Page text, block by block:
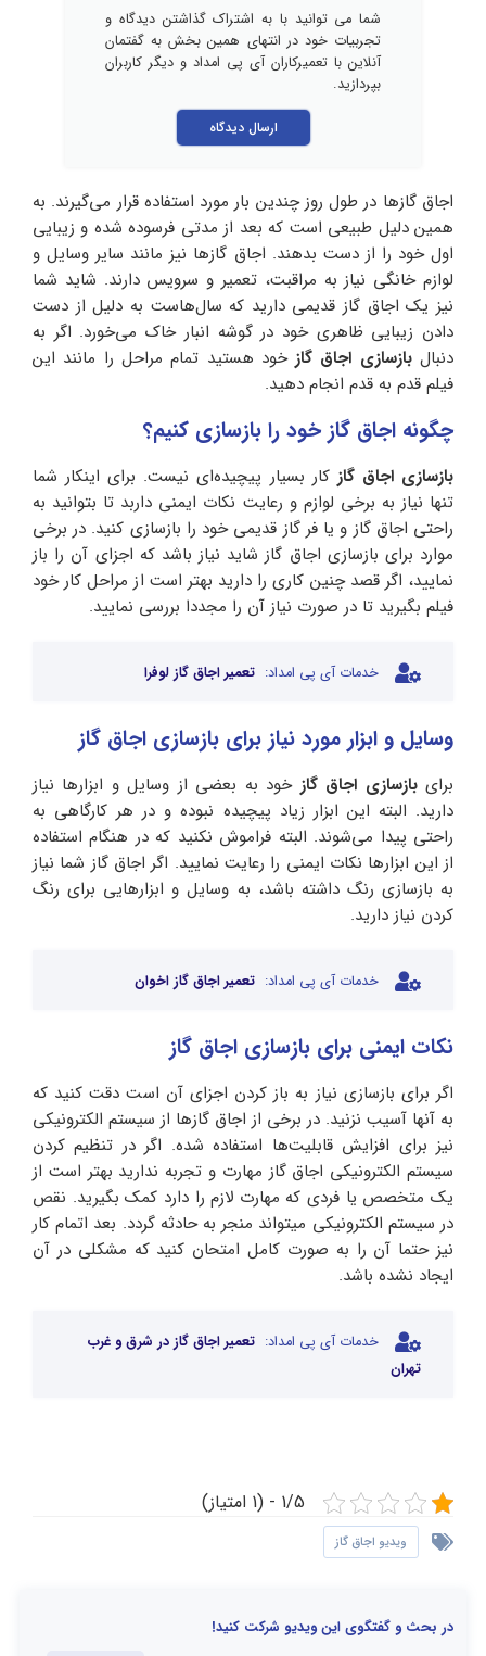
شما می توانید با به اشتراک گذاشتن دیدگاه و
تجربیات خود در انتهای همین بخش به گفتمان
آنلاین با تعمیرکاران آی پی امداد و دیگر کاربران
بپردازید.
ارسال دیدگاه
اجاق گازها در طول روز چندین بار مورد استفاده قرار می‌گیرند. به
همین دلیل طبیعی است که بعد از مدتی فرسوده شده و زیبایی
اول خود را از دست بدهند. اجاق گازها نیز مانند سایر وسایل و
لوازم خانگی نیاز به مراقبت، تعمیر و سرویس دارند. شاید شما
نیز یک اجاق گاز قدیمی دارید که سال‌هاست به دلیل از دست
دادن زیبایی ظاهری خود در گوشه انبار خاک می‌خورد. اگر به
دنبالبازسازی اجاق گازخود هستید تمام مراحل را مانند این
فیلم قدم به قدم انجام دهید.
چگونه اجاق گاز خود را بازسازی کنیم؟
بازسازی اجاق گاز کار بسیار پیچید‌ه‌ای نیست. برای اینکار شما
تنها نیاز به برخی لوازم و رعایت نکات ایمنی داربد تا بتوانید به
راحتی اجاق گاز و یا فر گاز قدیمی خود را بازسازی کنید. در برخی
موارد برای بازسازی اجاق گاز شاید نیاز باشد که اجزای آن را باز
نمایید، اگر قصد چنین کاری را دارید بهتر است از مراحل کار خود
فیلم بگیرید تا در صورت نیاز آن را مجددا بررسی نمایید.
خدمات آی پی امداد: تعمیر اجاق گاز لوفرا
وسایل و ابزار مورد نیاز برای بازسازی اجاق گاز
برایبازسازی اجاق گاز خود به بعضی از وسایل و ابزارها نیاز
دارید. البته این ابزار زیاد پیچیده نبوده و در هر کارگاهی به
راحتی پیدا ‌می‌شوند. البته فراموش نکنید که در هنگام استفاده
از این ابزارها نکات ایمنی را رعایت نمایید. اگر اجاق گاز شما نیاز
به بازسازی رنگ داشته باشد، به وسایل و ابزار‌هایی برای رنگ
کردن نیاز دارید.
خدمات آی پی امداد: تعمیر اجاق گاز اخوان
نکات ایمنی برای بازسازی اجاق گاز
اگر برای بازسازی نیاز به باز کردن اجزای آن است دقت کنید که
به آنها آسیب نزنید. در برخی از اجاق گازها از سیستم الکترونیکی
نیز برای افزایش قابلیت‌ها استفاده شده. اگر در تنظیم کردن
سیستم الکترونیکی اجاق گاز مهارت و تجربه ندارید بهتر است از
یک متخصص یا فردی که مهارت لازم را دارد کمک بگیرید. نقص
در سیستم الکترونیکی میتواند منجر به حادثه گردد. بعد اتمام کار
نیز حتما آن را به صورت کامل امتحان کنید که مشکلی در آن
ایجاد نشده باشد.
خدمات آی پی امداد: تعمیر اجاق گاز در شرق و غرب
تهران
1/5 - (1 امتیاز)
ویدیو اجاق گاز
در بحث و گفتگوی این ویدیو شرکت کنید!